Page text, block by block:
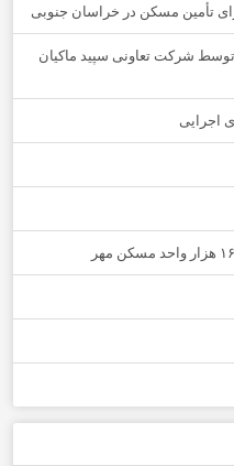
توسط شرکت تعاونی سپید ماکیان
اجرایی